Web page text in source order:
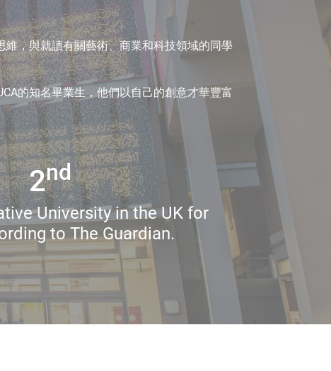
，與就讀有關藝術、商業和科技領域的同學
的知名畢業生，他們以自己的創意才華豐富
2nd
University in the UK for
to The Guardian.